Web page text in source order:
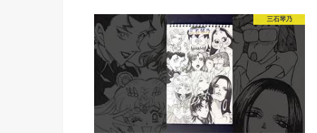
三石琴乃